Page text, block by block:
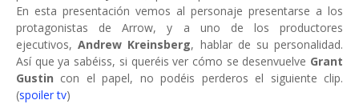
En esta presentación vemos al personaje presentarse a los
protagonistas de Arrow, y a uno de los productores
ejecutivos,Andrew Kreinsberg, hablar de su personalidad.
Así que ya sabéiss, si queréis ver cómo se desenvuelve Grant
Gustin con el papel, no podéis perderos el siguiente clip.
(spoiler tv)